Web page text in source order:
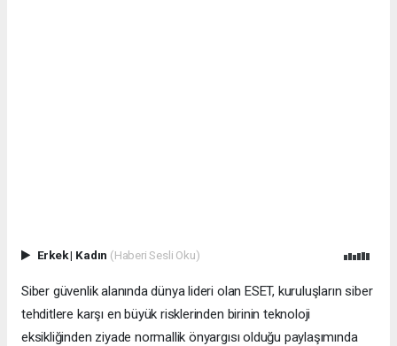
Erkek| Kadın (Haberi Sesli Oku)
Siber güvenlik alanında dünya lideri olan ESET, kuruluşların siber
tehditlere karşı en büyük risklerinden birinin teknoloji
eksikliğinden ziyade normallik önyargısı olduğu paylaşımında